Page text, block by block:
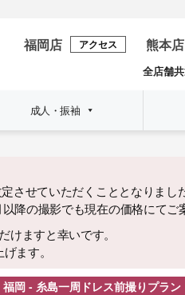
福岡店 アクセス 熊本店
全店舗
成人・振袖
させていただくこととなりました
の撮影でも現在の価格にてご
けますと幸いです。
ます。
福岡 - 糸島一周ドレス前撮りプラン